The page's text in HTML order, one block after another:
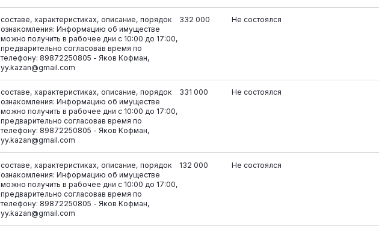
составе, характеристиках, описание, порядок
ознакомления: Информацию об имуществе
можно получить в рабочее дни с 10:00 до 17:00,
предварительно согласовав время по
телефону: 89872250805 - Яков Кофман,
yy.kazan@gmail.com
332 000 Не состоялся
составе, характеристиках, описание, порядок
ознакомления: Информацию об имуществе
можно получить в рабочее дни с 10:00 до 17:00,
предварительно согласовав время по
телефону: 89872250805 - Яков Кофман,
yy.kazan@gmail.com
331 000 Не состоялся
составе, характеристиках, описание, порядок
ознакомления: Информацию об имуществе
можно получить в рабочее дни с 10:00 до 17:00,
предварительно согласовав время по
телефону: 89872250805 - Яков Кофман,
yy.kazan@gmail.com
132 000 Не состоялся